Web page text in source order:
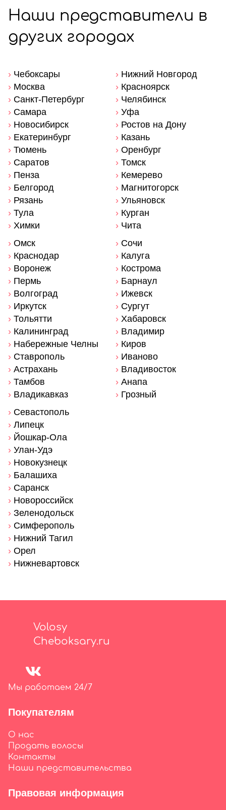
Наши представители в
других городах
› Чебоксары
› Москва
› Санкт-Петербург
› Самара
› Новосибирск
› Екатеринбург
› Тюмень
› Саратов
› Пенза
› Белгород
› Рязань
› Тула
› Химки
› Нижний Новгород
› Красноярск
› Челябинск
› Уфа
› Ростов на Дону
› Казань
› Оренбург
› Томск
› Кемерево
› Магнитогорск
› Ульяновск
› Курган
› Чита
› Омск
› Краснодар
› Воронеж
› Пермь
› Волгоград
› Иркутск
› Тольятти
› Калининград
› Набережные Челны
› Ставрополь
› Астрахань
› Тамбов
› Владикавказ
› Сочи
› Калуга
› Кострома
› Барнаул
› Ижевск
› Сургут
› Хабаровск
› Владимир
› Киров
› Иваново
› Владивосток
› Анапа
› Грозный
› Севастополь
› Липецк
› Йошкар-Ола
› Улан-Удэ
› Новокузнецк
› Балашиха
› Саранск
› Новороссийск
› Зеленодольск
› Симферополь
› Нижний Тагил
› Орел
› Нижневартовск
Volosy
Cheboksary.ru
Мы работаем 24/7
Покупателям
О нас
Продать волосы
Контакты
Наши представительства
Правовая информация